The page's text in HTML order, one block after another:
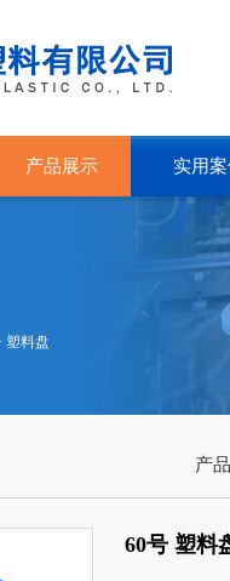
产品展示 实用
塑料盘
产
60号 塑料